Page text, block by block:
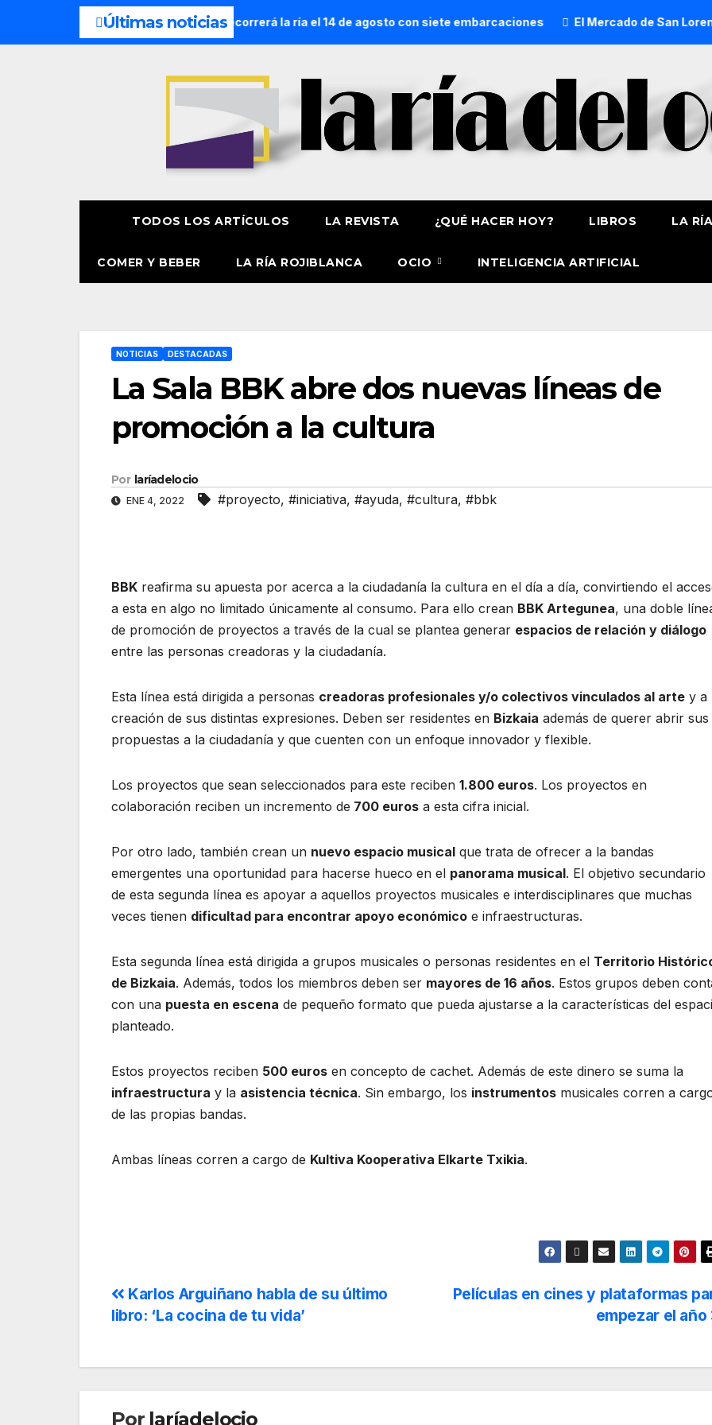
Últimas noticias
de la Amatxu de Begoña recorrerá la ría el 14 de agosto con siete embarcaciones El Mercado de San Lorenzo
TODOS LOS ARTÍCULOS LA REVISTA ¿QUÉ HACER HOY? LIBROS LA
COMER Y BEBER LA RÍA ROJIBLANCA OCIO INTELIGENCIA ARTIFICIAL
NOTICIAS DESTACADAS
La Sala BBK abre dos nuevas líneas de
promoción a la cultura
Por laríadelocio
ENE 4, 2022 #proyecto, #iniciativa, #ayuda, #cultura, #bbk
BBK reafirma su apuesta por acerca a la ciudadanía la cultura en el día a día, convirtiendo el
a esta en algo no limitado únicamente al consumo. Para ello crean BBK Artegunea, una doble
de promoción de proyectos a través de la cual se plantea generar espacios de relación y diálogo
entre las personas creadoras y la ciudadanía.
Esta línea está dirigida a personas creadoras profesionales y/o colectivos vinculados al arte y a
creación de sus distintas expresiones. Deben ser residentes en Bizkaia además de querer abrir sus
propuestas a la ciudadanía y que cuenten con un enfoque innovador y flexible.
Los proyectos que sean seleccionados para este reciben 1.800 euros. Los proyectos en
colaboración reciben un incremento de 700 euros a esta cifra inicial.
Por otro lado, también crean un nuevo espacio musical que trata de ofrecer a la bandas
emergentes una oportunidad para hacerse hueco en el panorama musical. El objetivo secundario
de esta segunda línea es apoyar a aquellos proyectos musicales e interdisciplinares que muchas
veces tienen dificultad para encontrar apoyo económico e infraestructuras.
Esta segunda línea está dirigida a grupos musicales o personas residentes en el Territorio
de Bizkaia. Además, todos los miembros deben ser mayores de 16 años. Estos grupos deben
con una puesta en escena de pequeño formato que pueda ajustarse a la características del
planteado.
Estos proyectos reciben 500 euros en concepto de cachet. Además de este dinero se suma la
infraestructura y la asistencia técnica. Sin embargo, los instrumentos musicales corren a
de las propias bandas.
Ambas líneas corren a cargo de Kultiva Kooperativa Elkarte Txikia.
Películas en cines y plataformas
empezar el año
Karlos Arguiñano habla de su último
libro: ‘La cocina de tu vida’
Por laríadelocio